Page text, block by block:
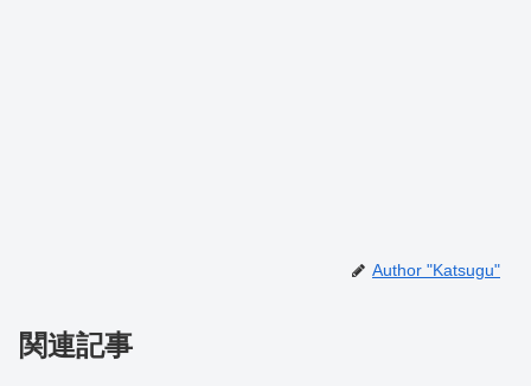
Author "Katsugu"
関連記事